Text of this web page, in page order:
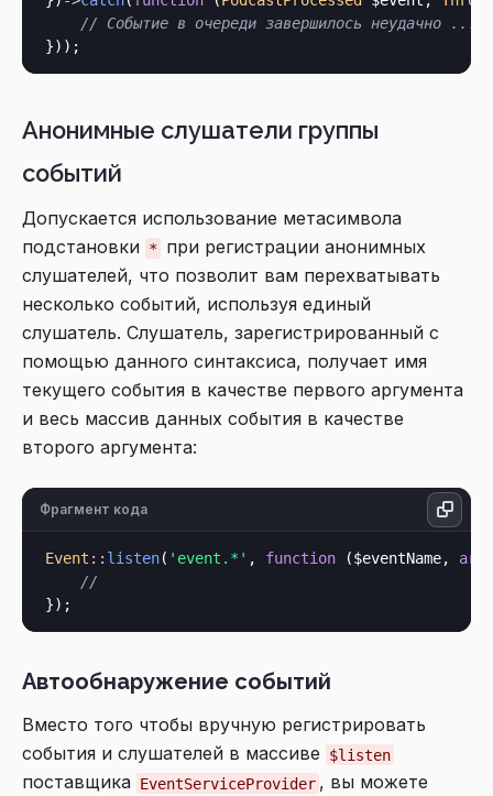
// Событие в очереди завершилось неудачно ...
Анонимные слушатели группы
событий
Допускается использование метасимвола
подстановки *
при регистрации анонимных
слушателей, что позволит вам перехватывать
несколько событий, используя единый
слушатель. Слушатель, зарегистрированный с
помощью данного синтаксиса, получает имя
текущего события в качестве первого аргумента
и весь массив данных события в качестве
второго аргумента:
Фрагмент кода
Event :: listen( 'event.*' , function ($eventName,
//
Автообнаружение событий
Вместо того чтобы вручную регистрировать
события и слушателей в массиве
$listen
поставщика EventServiceProvider , вы можете